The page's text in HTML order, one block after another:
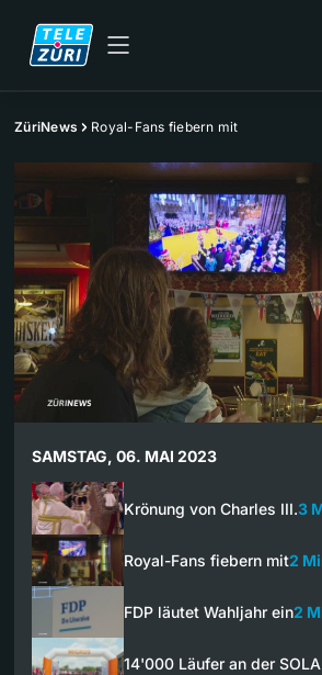
ZüriNews Royal-Fans fiebern mit
SAMSTAG, 06. MAI 2023
Krönung von Charles III.3
Royal-Fans fiebern mit2
FDP läutet Wahljahr ein2
14'000 Läufer an der